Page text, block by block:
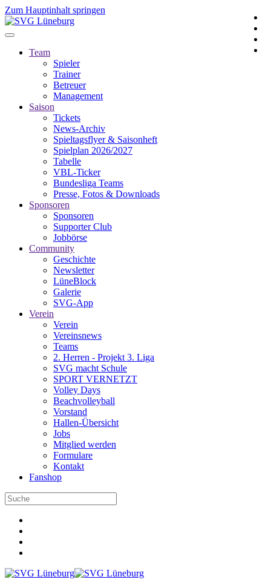
Zum Hauptinhalt springen
Team
Spieler
Trainer
Betreuer
Management
Saison
Tickets
News-Archiv
Spieltagsflyer & Saisonheft
Spielplan 2026/2027
Tabelle
VBL-Ticker
Bundesliga Teams
Presse, Fotos & Downloads
Sponsoren
Sponsoren
Supporter Club
Jobbörse
Community
Geschichte
Newsletter
LüneBlock
Galerie
SVG-App
Verein
Verein
Vereinsnews
Teams
2. Herren - Projekt 3. Liga
SVG macht Schule
SPORT VERNETZT
Volley Days
Beachvolleyball
Vorstand
Hallen-Übersicht
Jobs
Mitglied werden
Formulare
Kontakt
Fanshop